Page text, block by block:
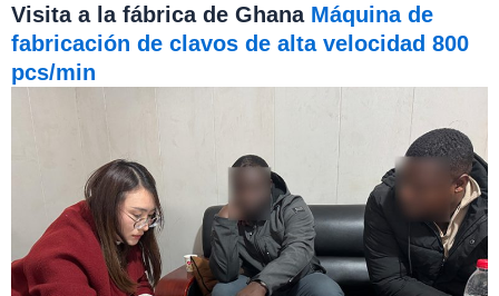
Visita a la fábrica de Ghana Máquina de
fabricación de clavos de alta velocidad 800
pcs/min